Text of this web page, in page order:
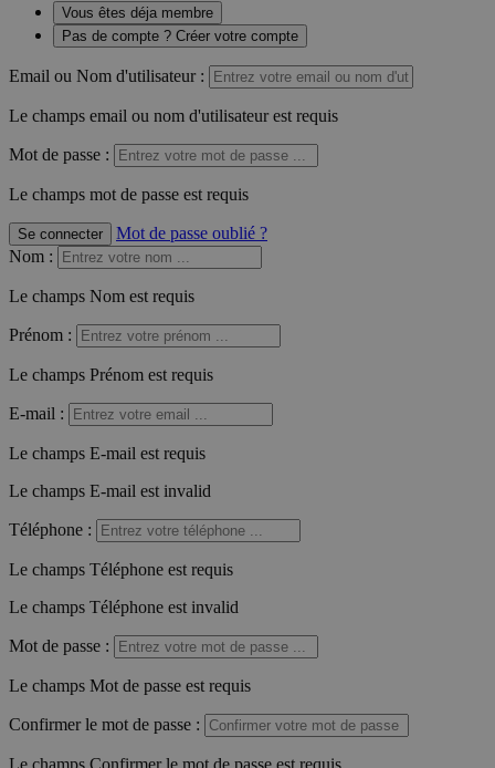
Vous êtes déja membre
Pas de compte ? Créer votre compte
Email ou Nom d'utilisateur :
Le champs email ou nom d'utilisateur est requis
Mot de passe :
Le champs mot de passe est requis
Se connecter
Mot de passe oublié ?
Nom :
Le champs Nom est requis
Prénom :
Le champs Prénom est requis
E-mail :
Le champs E-mail est requis
Le champs E-mail est invalid
Téléphone :
Le champs Téléphone est requis
Le champs Téléphone est invalid
Mot de passe :
Le champs Mot de passe est requis
Confirmer le mot de passe :